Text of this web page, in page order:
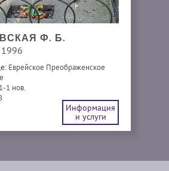
Ф. Б.
Еврейское Преображенское
1-1 нов.
Информация
и услуги